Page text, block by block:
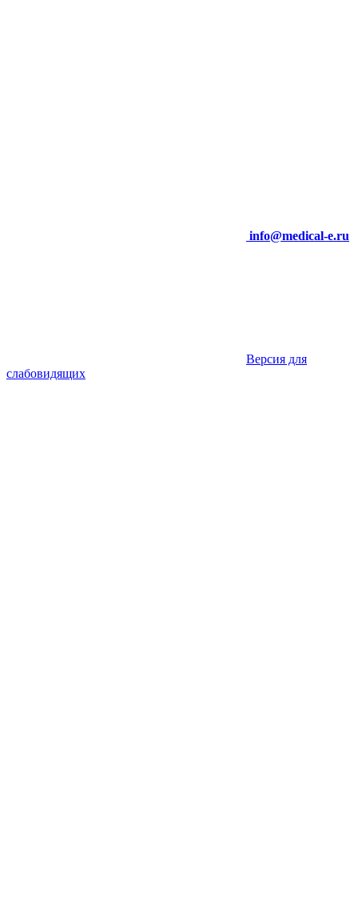
info@medical-e.ru
Версия для
слабовидящих